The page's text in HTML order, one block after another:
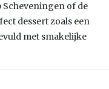
of de
dessert zoals een
met smakelijke